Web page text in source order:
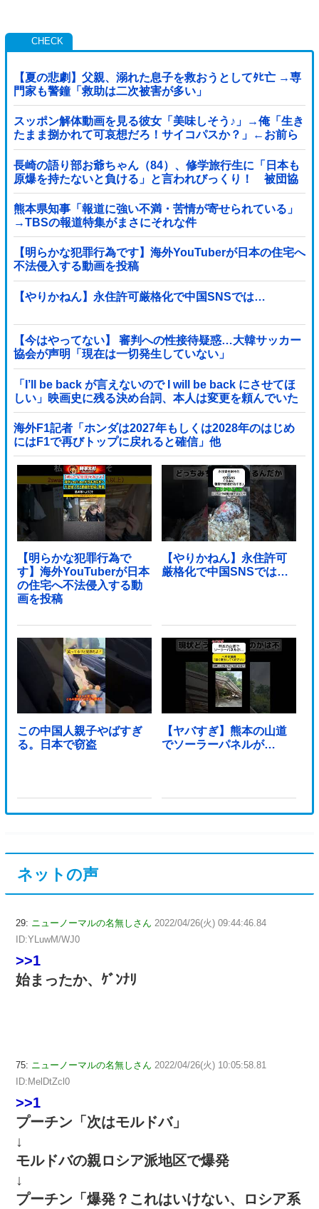
【夏の悲劇】父親、溺れた息子を救おうとしてﾀﾋ亡 →専
門家も警鐘「救助は二次被害が多い」
スッポン解体動画を見る彼女「美味しそう♪」→俺「生き
たまま捌かれて可哀想だろ！サイコパスか？」←お前ら
どっち？
長崎の語り部お爺ちゃん（84）、修学旅行生に「日本も
原爆を持たないと負ける」と言われびっくり！ 被団協
代表（85）も中学生に「核を持たないで日本...
熊本県知事「報道に強い不満・苦情が寄せられている」
→TBSの報道特集がまさにそれな件
【明らかな犯罪行為です】海外YouTuberが日本の住宅へ
不法侵入する動画を投稿
【やりかねん】永住許可厳格化で中国SNSでは…
【今はやってない】 審判への性接待疑惑…大韓サッカー
協会が声明「現在は一切発生していない」
「I’ll be back が言えないので I will be back にさせてほ
しい」映画史に残る決め台詞、本人は変更を頼んでいた
海外F1記者「ホンダは2027年もしくは2028年のはじめ
にはF1で再びトップに戻れると確信」他
【明らかな犯罪行為で
す】海外YouTuberが日本
の住宅へ不法侵入する動
画を投稿
【やりかねん】永住許可
厳格化で中国SNSでは…
この中国人親子やばすぎ
る。日本で窃盗
【ヤバすぎ】熊本の山道
でソーラーパネルが…
ネットの声
29: ニューノーマルの名無しさん 2022/04/26(火) 09:44:46.84
ID:YLuwM/WJ0
>>1
始まったか、ｹﾞﾝﾅﾘ
75: ニューノーマルの名無しさん 2022/04/26(火) 10:05:58.81
ID:MelDtZcl0
>>1
プーチン「次はモルドバ」
↓
モルドバの親ロシア派地区で爆発
↓
プーチン「爆発？これはいけない、ロシア系